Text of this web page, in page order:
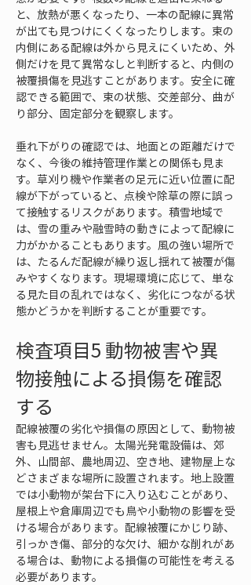
と、放熱が悪くなったり、一本の配線に異常
が出ても見つけにくくなったりします。束の
内側にある配線は外から見えにくいため、外
側だけを見て異常なしと判断すると、内側の
被覆損傷を見逃すことがあります。安全に確
認できる範囲で、束の状態、交差部分、曲が
り部分、固定部分を観察します。
垂れ下がりの確認では、地面との距離だけで
なく、今後の維持管理作業との関係も見ま
す。草刈り機や作業者の足元に近い位置に配
線が下がっていると、点検や除草の際に誤っ
て接触するリスクがあります。積雪地域で
は、雪の重みや融雪時の動きによって配線に
力がかかることもあります。風の強い場所で
は、たるんだ配線が繰り返し揺れて被覆が傷
みやすくなります。現場環境に応じて、単な
る見た目の乱れではなく、劣化につながる状
態かどうかを判断することが重要です。
検査項目5 動物被害や異
物接触による損傷を確認
する
配線被覆の劣化や損傷の原因として、動物被
害も見逃せません。太陽光発電設備は、郊
外、山間部、農地周辺、空き地、建物屋上な
どさまざまな場所に設置されます。地上設置
では小動物が架台下に入り込むことがあり、
屋根上や倉庫周辺でも鳥や小動物の影響を受
ける場合があります。配線被覆にかじり跡、
引っかき傷、部分的な欠け、細かな削れがあ
る場合は、動物による損傷の可能性を考える
必要があります。